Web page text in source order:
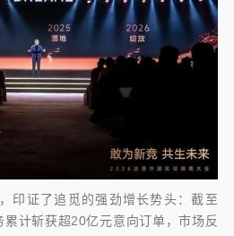
印证了追觅的强劲增长势头：截至
计斩获超20亿元意向订单，市场反